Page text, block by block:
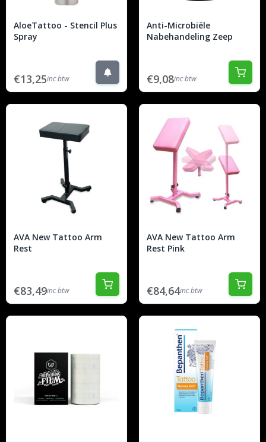
AloeTattoo - Stencil Plus
Spray
€13,25inc btw
Anti-Microbiële
Nabehandeling Zeep
€9,08inc btw
AVA New Tattoo Arm
Rest
€83,49inc btw
AVA New Tattoo Arm
Rest Pink
€84,64inc btw